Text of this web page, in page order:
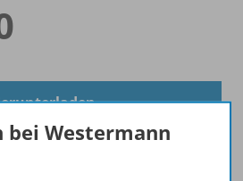
Westermann